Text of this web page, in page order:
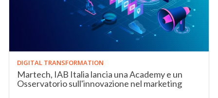
DIGITAL TRANSFORMATION
Martech, IAB Italia lancia una Academy e un
Osservatorio sull'innovazione nel marketing